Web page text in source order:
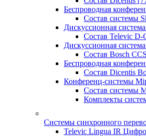
Беспроводная
Состав системы
Дискуссионная
Состав Televic D-
Дискуссионная
Состав Bosch
Беспроводная
Состав Dicentis
Конференц-системы
Состав системы
Комплекты
Системы синхронного
Televic Lingua IR